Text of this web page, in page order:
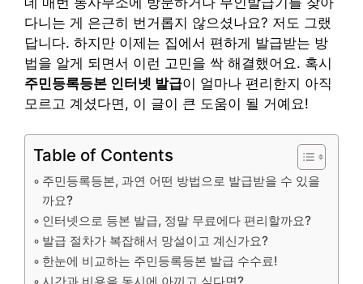
다니는 게 은근히 번거롭지 않으셨나요? 저도 그랬
답니다. 하지만 이제는 집에서 편하게 발급받는 방
법을 알게 되면서 이런 고민을 싹 해결했어요. 혹시
주민등록등본 인터넷 발급이 얼마나 편리한지 아직
모르고 계셨다면, 이 글이 큰 도움이 될 거예요!
Table of Contents
주민등록등본, 과연 어떤 방법으로 발급받을 수 있을
까요?
인터넷으로 등본 발급, 정말 무료에다 편리할까요?
발급 절차가 복잡해서 망설이고 계신가요?
한눈에 비교하는 주민등록등본 발급 수수료!